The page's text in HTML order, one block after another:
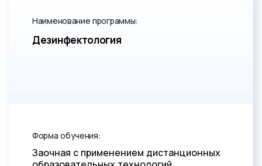
Наименование программы:
Дезинфектология
Форма обучения:
Заочная с применением дистанционных